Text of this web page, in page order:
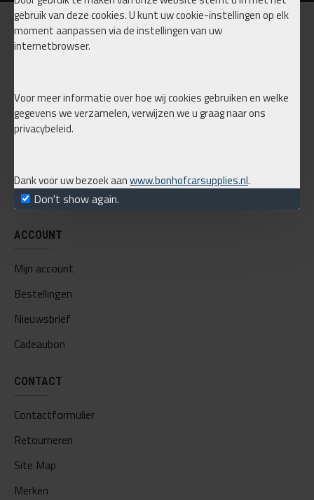
gebruik van deze cookies. U kunt uw cookie-instellingen op elk
moment aanpassen via de instellingen van uw
internetbrowser.
Voor meer informatie over hoe wij cookies gebruiken en welke
gegevens we verzamelen, verwijzen we u graag naar ons
privacybeleid.
Dank voor uw bezoek aanwww.bonhofcarsupplies.nl.
Don't show again.
INFORMATIE
Privacy
Bestellingen
BNHF merchandise
ACCOUNT
Mijn account
Bestellingen
Nieuwsbrief
Cadeaubon
CONTACT
Contactformulier
Retourneren
Site Map
Merken